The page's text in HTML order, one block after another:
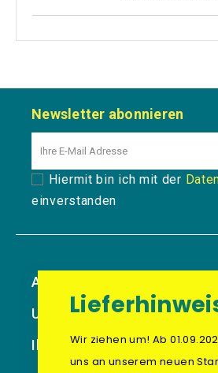
Newsletter abonnieren
Hiermit bin ich mit der
einverstanden
Artikel
Unternehmen
Ihr KontoWir ziehen um! Ab
uns an unserem neuen